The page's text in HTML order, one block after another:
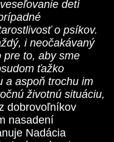
detí
o psíkov.
i neočakávaný
pre to, aby sme
ťažko
a aspoň trochu im
životnú situáciu,
dobrovoľníkov
nasadení
Nadácia